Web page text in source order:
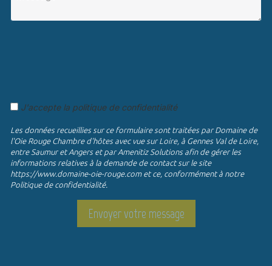
J'accepte la politique de confidentialité
Les données recueillies sur ce formulaire sont traitées par Domaine de
l'Oie Rouge Chambre d'hôtes avec vue sur Loire, à Gennes Val de Loire,
entre Saumur et Angers et par Amenitiz Solutions afin de gérer les
informations relatives à la demande de contact sur le site
https://www.domaine-oie-rouge.com et ce, conformément à notre
Politique de confidentialité.